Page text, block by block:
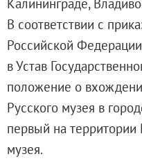
Русское
Русское
Русское
Будущие
Выездные
Садко
Калининграде,
В соответствии с
Российской
в Устав
положение о
Русского музея в
первый на
музея.